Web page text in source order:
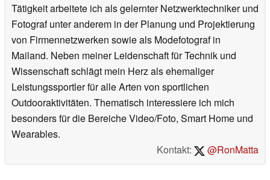
Tätigkeit arbeitete ich als gelernter Netzwerktechniker und
Fotograf unter anderem in der Planung und Projektierung
von Firmennetzwerken sowie als Modefotograf in
Mailand. Neben meiner Leidenschaft für Technik und
Wissenschaft schlägt mein Herz als ehemaliger
Leistungssportler für alle Arten von sportlichen
Outdooraktivitäten. Thematisch interessiere ich mich
besonders für die Bereiche Video/Foto, Smart Home und
Wearables.
Kontakt:
@RonMatta